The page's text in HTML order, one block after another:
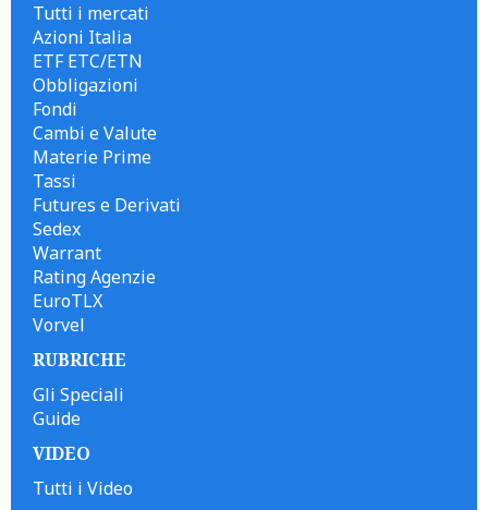
Tutti i mercati
Azioni Italia
ETF ETC/ETN
Obbligazioni
Fondi
Cambi e Valute
Materie Prime
Tassi
Futures e Derivati
Sedex
Warrant
Rating Agenzie
EuroTLX
Vorvel
RUBRICHE
Gli Speciali
Guide
VIDEO
Tutti i Video